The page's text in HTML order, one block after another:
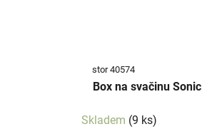
stor 40574
Box na svačinu Sonic
Skladem (9 ks)